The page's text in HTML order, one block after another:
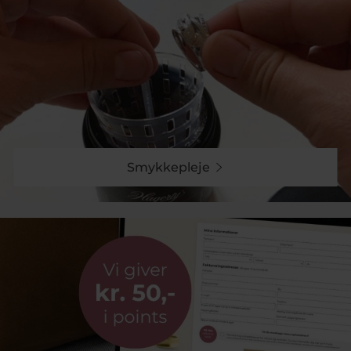
Collection Pind J. øreringe er ikke blot smukke, de er
også alsidige. Uanset om du foretrækker det enkle og
elegante eller det dristige og iøjnefaldende, har vi det
perfekte match til din stil. Vores sortiment spænderfra
tidsløse hoops og raffinerede creoler til forførende
kædeøreringe og specielle ørestikker. Uanset dit valg
tilføjer Collection Pind J. et strejf af luksus og flot
udtryk i dit look.
Vores kærlighed til detajlerne og stræben efter
kvalitet skinner igennem i hvert eneste par Collection
Pind J. øreringe. Hvert smykke er omhyggeligt
udtænkt med fokus på de fineste detaljer og er
udstyret med ægte ædelsten af højeste kvalitet. Med
et par Collection Pind J. øreringe udstråler du
elegance, selvsikkerhed og en unik stil. Uanset om de
bæres til hverdag eller til særlige lejligheder, vil disse
øreringe helt sikker tiltrække opmærksomhed og
beundring.
Collection Pind J. - Dit næste smykke
Kendt for sin enestående kvalitet og design,
Smykkepleje